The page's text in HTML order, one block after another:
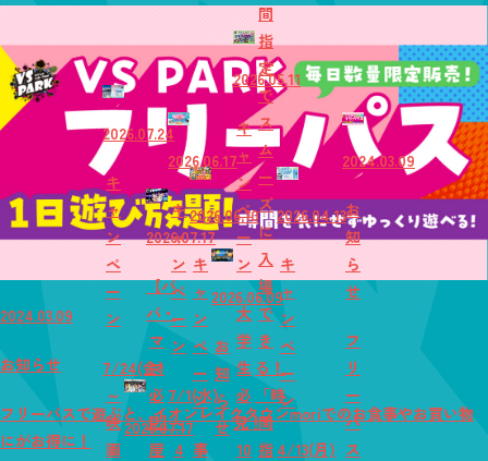
2026.07.24
キ
ャ
ン
ペ
ー
ン
7/24(金)
～
映
画
2026.07.17
2026.07.17
【パ
パ・
マ
マ
必
見】
屋
2026.06.17
キ
ャ
ン
ペ
ー
ン
7/1(水)
～
4
2026.06.10
キ
ャ
ン
ペ
ー
ン
事
2026.06.09
お
知
ら
せ
2026.05.11
キ
ャ
ン
ペ
ー
ン
大
学
生
必
見！
10
間
指
定
で
ス
ム
ー
ズ
に
入
場
で
き
る！
「時
間
指
2026.04.13
キ
ャ
ン
ペ
ー
ン
4/13(月)
2024.03.09
お
知
ら
せ
フ
リ
ー
パ
ス
2024.03.09
お知らせ
フリーパスで遊ぶと、イオンレイクタウンmoriでのお食事やお買い物
にがお得に！